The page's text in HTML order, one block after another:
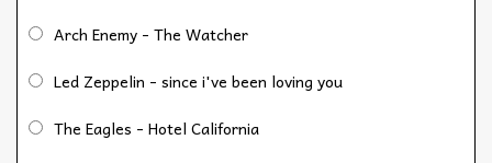
Arch Enemy - The Watcher
Led Zeppelin - since i've been loving you
The Eagles - Hotel California